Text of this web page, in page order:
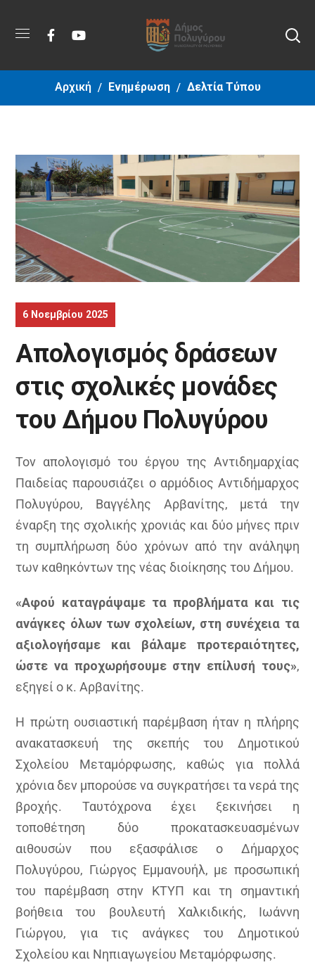
Αρχική Ενημέρωση Δελτία Τύπου
6 Νοεμβρίου 2025
Απολογισμός δράσεων
στις σχολικές μονάδες
του Δήμου Πολυγύρου
Τον απολογισμό του έργου της Αντιδημαρχίας
Παιδείας παρουσιάζει ο αρμόδιος Αντιδήμαρχος
Πολυγύρου, Βαγγέλης Αρβανίτης, μετά την
έναρξη της σχολικής χρονιάς και δύο μήνες πριν
τη συμπλήρωση δύο χρόνων από την ανάληψη
των καθηκόντων της νέας διοίκησης του Δήμου.
«Αφού καταγράψαμε τα προβλήματα και τις
ανάγκες όλων των σχολείων, στη συνέχεια τα
αξιολογήσαμε και βάλαμε προτεραιότητες,
ώστε να προχωρήσουμε στην επίλυσή τους»,
εξηγεί ο κ. Αρβανίτης.
Η πρώτη ουσιαστική παρέμβαση ήταν η πλήρης
ανακατασκευή της σκεπής του Δημοτικού
Σχολείου Μεταμόρφωσης, καθώς για πολλά
χρόνια δεν μπορούσε να συγκρατήσει τα νερά της
βροχής. Ταυτόχρονα έχει ξεκινήσει η
τοποθέτηση δύο προκατασκευασμένων
αιθουσών που εξασφάλισε ο Δήμαρχος
Πολυγύρου, Γιώργος Εμμανουήλ, με προσωπική
του παρέμβαση στην ΚΤΥΠ και τη σημαντική
βοήθεια του βουλευτή Χαλκιδικής, Ιωάννη
Γιώργου, για τις ανάγκες του Δημοτικού
Σχολείου και Νηπιαγωγείου Μεταμόρφωσης.